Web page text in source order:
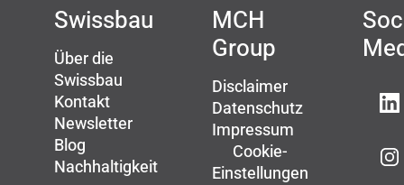
Swissbau
Über die
Swissbau
Kontakt
Newsletter
Blog
Nachhaltigkeit
MCH
Group
Disclaimer
Datenschutz
Impressum
Cookie-
Einstellungen